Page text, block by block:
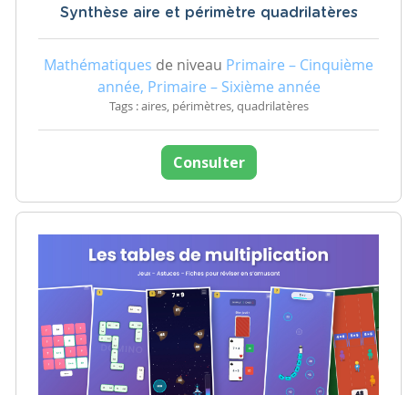
Synthèse aire et périmètre quadrilatères
Mathématiques de niveau Primaire – Cinquième
année, Primaire – Sixième année
Tags : aires, périmètres, quadrilatères
Consulter